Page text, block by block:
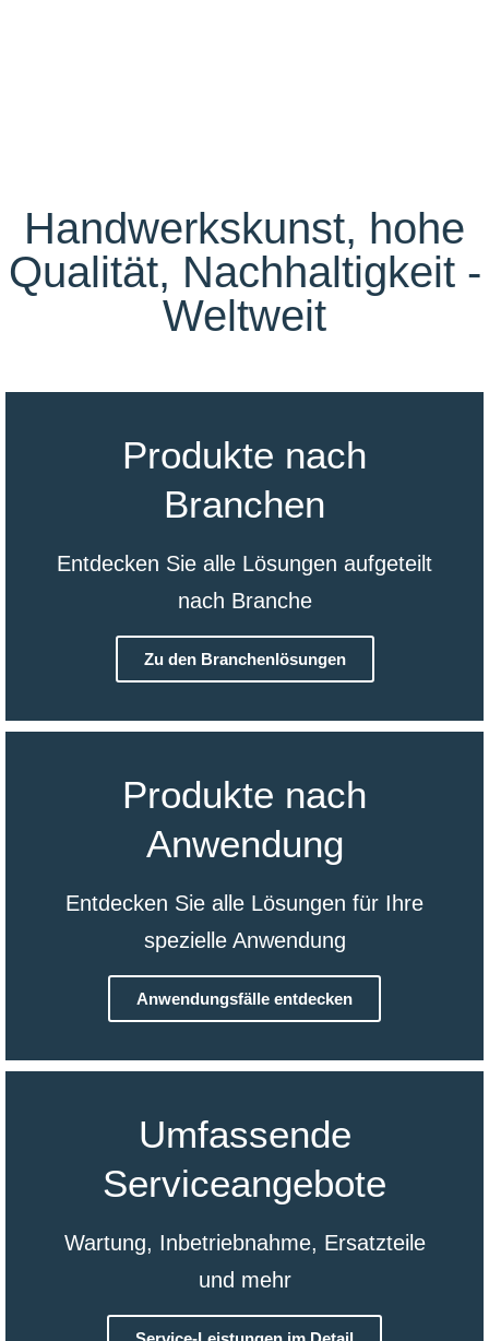
Handwerkskunst, hohe
Qualität, Nachhaltigkeit -
Weltweit
Produkte nach
Branchen
Entdecken Sie alle Lösungen aufgeteilt
nach Branche
Zu den Branchenlösungen
Produkte nach
Anwendung
Entdecken Sie alle Lösungen für Ihre
spezielle Anwendung
Anwendungsfälle entdecken
Umfassende
Serviceangebote
Wartung, Inbetriebnahme, Ersatzteile
und mehr